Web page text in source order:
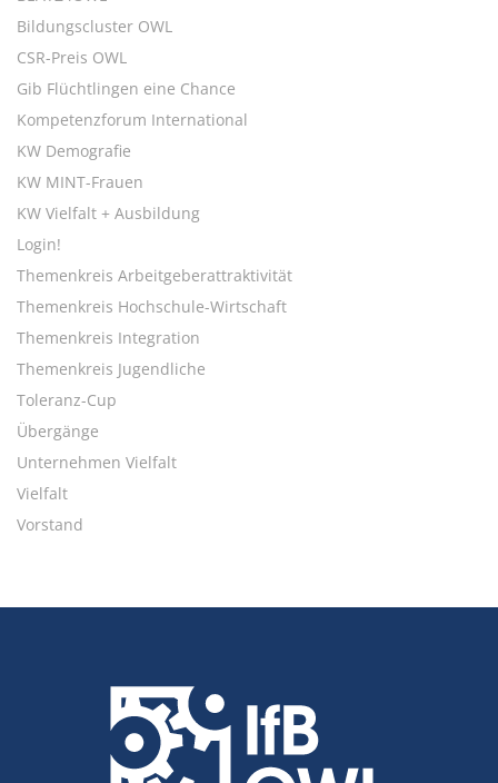
Bildungscluster OWL
CSR-Preis OWL
Gib Flüchtlingen eine Chance
Kompetenzforum International
KW Demografie
KW MINT-Frauen
KW Vielfalt + Ausbildung
Login!
Themenkreis Arbeitgeberattraktivität
Themenkreis Hochschule-Wirtschaft
Themenkreis Integration
Themenkreis Jugendliche
Toleranz-Cup
Übergänge
Unternehmen Vielfalt
Vielfalt
Vorstand